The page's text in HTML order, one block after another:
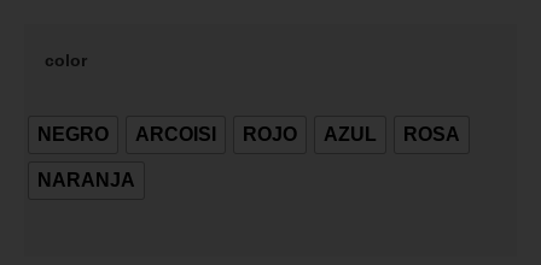
color
NEGRO ARCOISI ROJO AZUL ROSA
NARANJA